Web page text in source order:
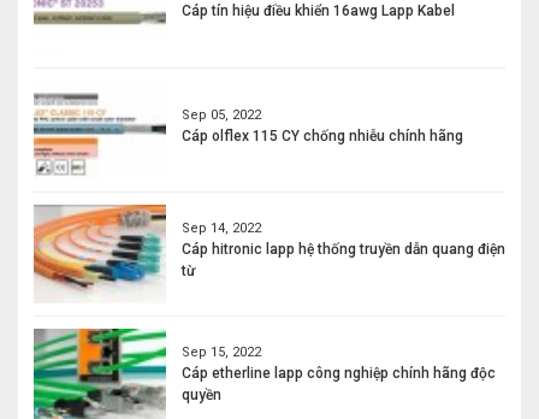
Cáp tín hiệu điều khiển 16awg Lapp Kabel
Sep 05, 2022
Cáp olflex 115 CY chống nhiễu chính hãng
Sep 14, 2022
Cáp hitronic lapp hệ thống truyền dẫn quang điện
từ
Sep 15, 2022
Cáp etherline lapp công nghiệp chính hãng độc
quyền